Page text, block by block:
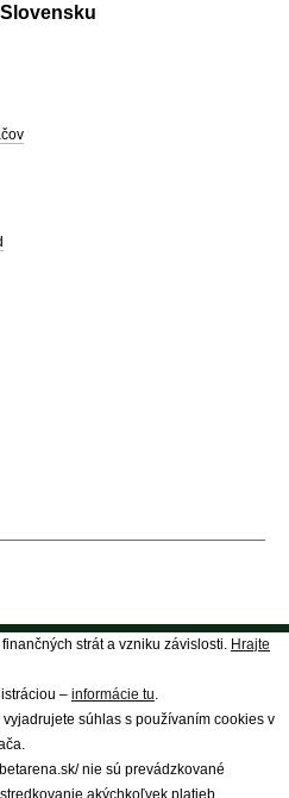
strát a vzniku závislosti. Hrajte
– informácie tu
súhlas s používaním cookies v
nie sú prevádzkované
akýchkoľvek platieb.